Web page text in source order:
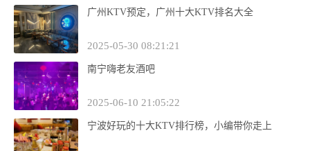
广州KTV预定，广州十大KTV排名大全
2025-05-30 08:21:21
南宁嗨老友酒吧
2025-06-10 21:05:22
宁波好玩的十大KTV排行榜，小编带你走上